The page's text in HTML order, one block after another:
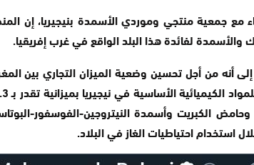
مع جمعية منتجي وموردي الأسمدة بنيجيريا، إن
والأسمدة لفائدة هذا البلد الواقع في غرب إفريقيا.
أنه من أجل تحسين وضعية الميزان التجاري بين